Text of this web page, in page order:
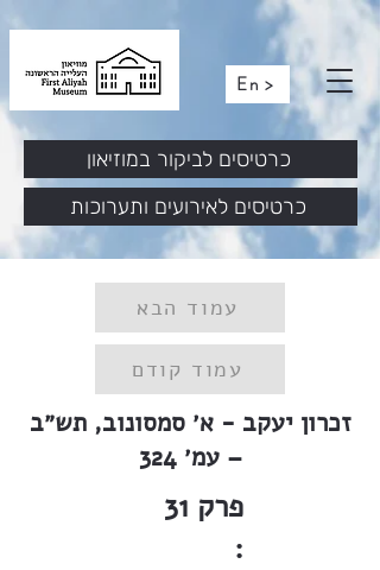
En >
כרטיסים לאירועים ותערוכות
כרטיסים לביקור במוזיאון
עמוד הבא
עמוד קודם
זכרון יעקב - א׳ סמסונוב, תש״ב
– עמ׳ 324
31 פרק
: